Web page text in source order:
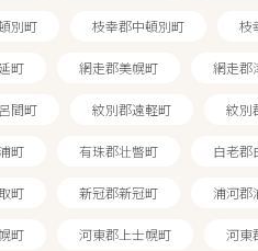
海道
別町 枝幸郡中頓別町 枝
町 網走郡美幌町 網走郡
間町 紋別郡遠軽町 紋別
町 有珠郡壮瞥町 白老郡
町 新冠郡新冠町 浦河郡
町 河東郡上士幌町 河東